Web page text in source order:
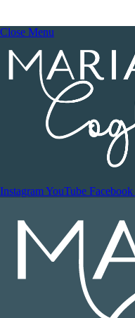
Close Menu
InstagramYouTube Facebook